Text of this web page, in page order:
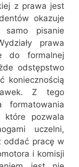
z prawa jest
okazuje
pisanie
prawa
do formalnej
odstępstwo
koniecznością
Z tego
formatowania
które pozwala
uczelni,
oddać pracę w
i komisji